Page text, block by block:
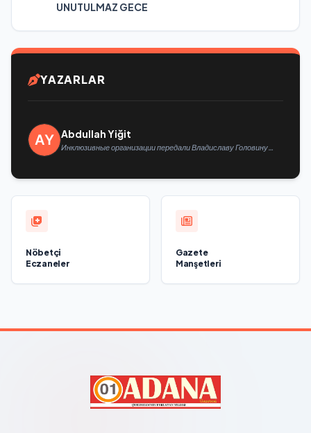
UNUTULMAZ GECE
YAZARLAR
Abdullah Yiğit
Инклюзивные организации передали Владиславу Головину
Nöbetçi
Eczaneler
Gazete
Manşetleri